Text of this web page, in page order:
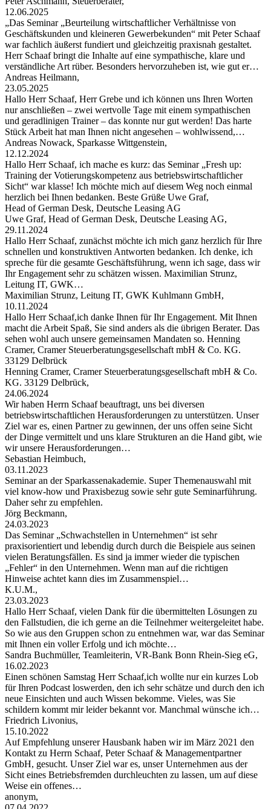
12.06.2025
„Das Seminar „Beurteilung wirtschaftlicher Verhältnisse von
Geschäftskunden und kleineren Gewerbekunden“ mit Peter Schaaf
war fachlich äußerst fundiert und gleichzeitig praxisnah gestaltet.
Herr Schaaf bringt die Inhalte auf eine sympathische, klare und
verständliche Art rüber. Besonders hervorzuheben ist, wie gut er…
Andreas Heilmann,
23.05.2025
Hallo Herr Schaaf, Herr Grebe und ich können uns Ihren Worten
nur anschließen – zwei wertvolle Tage mit einem sympathischen
und geradlinigen Trainer – das konnte nur gut werden! Das harte
Stück Arbeit hat man Ihnen nicht angesehen – wohlwissend,…
Andreas Nowack, Sparkasse Wittgenstein,
12.12.2024
Hallo Herr Schaaf, ich mache es kurz: das Seminar „Fresh up:
Training der Votierungskompetenz aus betriebswirtschaftlicher
Sicht“ war klasse! Ich möchte mich auf diesem Weg noch einmal
herzlich bei Ihnen bedanken. Beste Grüße Uwe Graf,
Head of German Desk, Deutsche Leasing AG
Uwe Graf, Head of German Desk, Deutsche Leasing AG,
29.11.2024
Hallo Herr Schaaf, zunächst möchte ich mich ganz herzlich für Ihre
schnellen und konstruktiven Antworten bedanken. Ich denke, ich
spreche für die gesamte Geschäftsführung, wenn ich sage, dass wir
Ihr Engagement sehr zu schätzen wissen. Maximilian Strunz,
Leitung IT, GWK…
Maximilian Strunz, Leitung IT, GWK Kuhlmann GmbH,
10.11.2024
Hallo Herr Schaaf,ich danke Ihnen für Ihr Engagement. Mit Ihnen
macht die Arbeit Spaß, Sie sind anders als die übrigen Berater. Das
sehen wohl auch unsere gemeinsamen Mandaten so. Henning
Cramer, Cramer Steuerberatungsgesellschaft mbH & Co. KG.
33129 Delbrück
Henning Cramer, Cramer Steuerberatungsgesellschaft mbH & Co.
KG. 33129 Delbrück,
24.06.2024
Wir haben Herrn Schaaf beauftragt, uns bei diversen
betriebswirtschaftlichen Herausforderungen zu unterstützen. Unser
Ziel war es, einen Partner zu gewinnen, der uns offen seine Sicht
der Dinge vermittelt und uns klare Strukturen an die Hand gibt, wie
wir unsere Herausforderungen…
Sebastian Heimbuch,
03.11.2023
Seminar an der Sparkassenakademie. Super Themenauswahl mit
viel know-how und Praxisbezug sowie sehr gute Seminarführung.
Daher sehr zu empfehlen.
Jörg Beckmann,
24.03.2023
Das Seminar „Schwachstellen in Unternehmen“ ist sehr
praxisorientiert und lebendig durch durch die Beispiele aus seinen
vielen Beratungsfällen. Es sind ja immer wieder die typischen
„Fehler“ in den Unternehmen. Wenn man auf die richtigen
Hinweise achtet kann dies im Zusammenspiel…
K.U.M.,
23.03.2023
Hallo Herr Schaaf, vielen Dank für die übermittelten Lösungen zu
den Fallstudien, die ich gerne an die Teilnehmer weitergeleitet habe.
So wie aus den Gruppen schon zu entnehmen war, war das Seminar
mit Ihnen ein voller Erfolg und ich möchte…
Sandra Buchmüller, Teamleiterin, VR-Bank Bonn Rhein-Sieg eG,
16.02.2023
Einen schönen Samstag Herr Schaaf,ich wollte nur ein kurzes Lob
für Ihren Podcast loswerden, den ich sehr schätze und durch den ich
neue Einsichten und auch Wissen bekomme. Vieles, was Sie
schildern kommt mir leider bekannt vor. Manchmal wünsche ich…
Friedrich Livonius,
15.10.2022
Auf Empfehlung unserer Hausbank haben wir im März 2021 den
Kontakt zu Herrn Schaaf, Peter Schaaf & Managementpartner
GmbH, gesucht. Unser Ziel war es, unser Unternehmen aus der
Sicht eines Betriebsfremden durchleuchten zu lassen, um auf diese
Weise ein offenes…
anonym,